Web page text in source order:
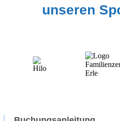
unseren